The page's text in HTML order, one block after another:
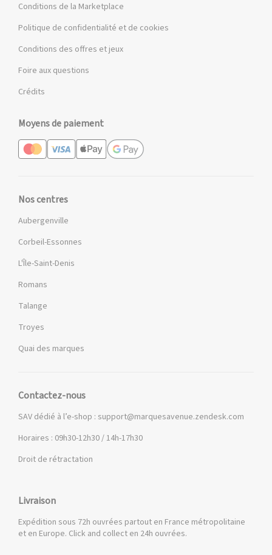
Conditions de la Marketplace
Politique de confidentialité et de cookies
Conditions des offres et jeux
Foire aux questions
Crédits
Moyens de paiement
Nos centres
Aubergenville
Corbeil-Essonnes
L'Île-Saint-Denis
Romans
Talange
Troyes
Quai des marques
Contactez-nous
SAV dédié à l’e-shop : support@marquesavenue.zendesk.com
Horaires : 09h30-12h30 / 14h-17h30
Droit de rétractation
Livraison
Expédition sous 72h ouvrées partout en France métropolitaine
et en Europe. Click and collect en 24h ouvrées.